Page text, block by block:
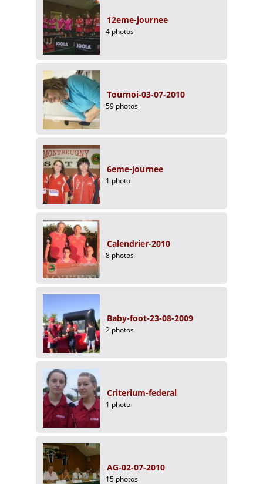
12eme-journee
4 photos
Tournoi-03-07-2010
59 photos
6eme-journee
1 photo
Calendrier-2010
8 photos
Baby-foot-23-08-2009
2 photos
Criterium-federal
1 photo
AG-02-07-2010
15 photos